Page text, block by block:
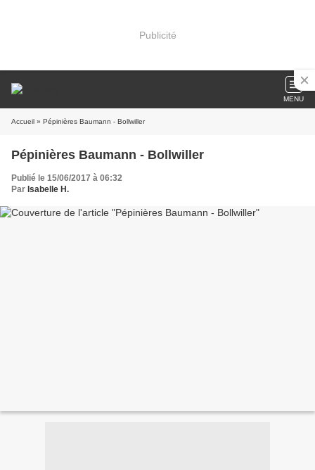
Publicité
MENU
Accueil » Pépinières Baumann - Bollwiller
Pépinières Baumann - Bollwiller
Publié le 15/06/2017 à 06:32
Par Isabelle H.